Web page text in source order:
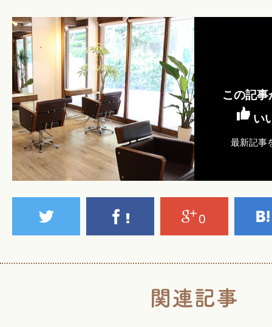
この記
い
最新記事
0